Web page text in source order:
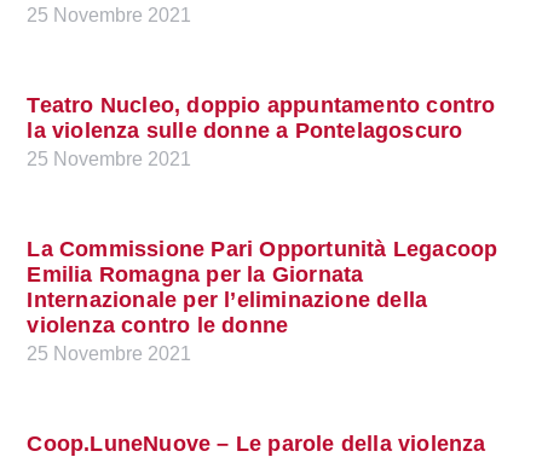
25 Novembre 2021
Teatro Nucleo, doppio appuntamento contro
la violenza sulle donne a Pontelagoscuro
25 Novembre 2021
La Commissione Pari Opportunità Legacoop
Emilia Romagna per la Giornata
Internazionale per l’eliminazione della
violenza contro le donne
25 Novembre 2021
Coop.LuneNuove – Le parole della violenza